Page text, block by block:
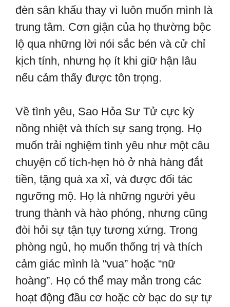
đèn sân khấu thay vì luôn muốn mình là
trung tâm. Cơn giận của họ thường bộc
lộ qua những lời nói sắc bén và cử chỉ
kịch tính, nhưng họ ít khi giữ hận lâu
nếu cảm thấy được tôn trọng.
Về tình yêu, Sao Hỏa Sư Tử cực kỳ
nồng nhiệt và thích sự sang trọng. Họ
muốn trải nghiệm tình yêu như một câu
chuyện cổ tích-hẹn hò ở nhà hàng đắt
tiền, tặng quà xa xỉ, và được đối tác
ngưỡng mộ. Họ là những người yêu
trung thành và hào phóng, nhưng cũng
đòi hỏi sự tận tụy tương xứng. Trong
phòng ngủ, họ muốn thống trị và thích
cảm giác mình là “vua” hoặc “nữ
hoàng”. Họ có thể may mắn trong các
hoạt động đầu cơ hoặc cờ bạc do sự tự